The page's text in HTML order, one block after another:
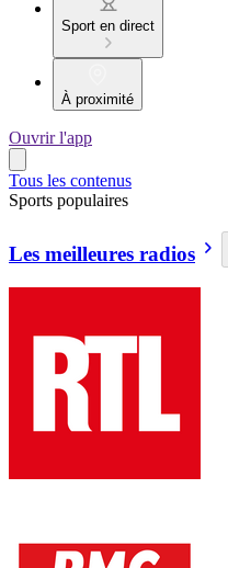
Sport en direct
À proximité
Ouvrir l'app
Tous les contenus
Sports populaires
Les meilleures radios